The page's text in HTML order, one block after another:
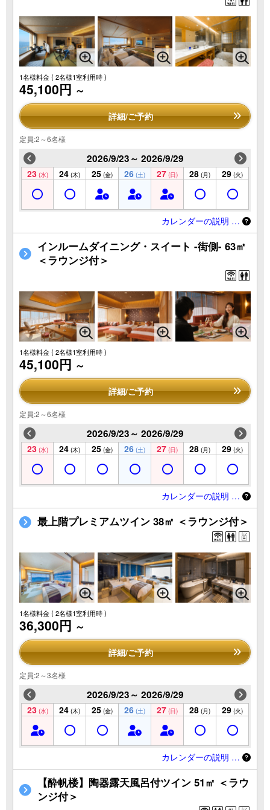
1名様料金( 2名様1室利用時 )
45,100円 ～
詳細/ご予約
定員:2～6名様
2026/9/23～ 2026/9/29
23 (水) 24 (木) 25 (金) 26 (土) 27 (日) 28 (月) 29 (火)
カレンダーの説明 …
インルームダイニング・スイート -街側- 63㎡
＜ラウンジ付＞
1名様料金( 2名様1室利用時 )
45,100円 ～
詳細/ご予約
定員:2～6名様
2026/9/23～ 2026/9/29
23 (水) 24 (木) 25 (金) 26 (土) 27 (日) 28 (月) 29 (火)
カレンダーの説明 …
最上階プレミアムツイン 38㎡ ＜ラウンジ付＞
1名様料金( 2名様1室利用時 )
36,300円 ～
詳細/ご予約
定員:2～3名様
2026/9/23～ 2026/9/29
23 (水) 24 (木) 25 (金) 26 (土) 27 (日) 28 (月) 29 (火)
カレンダーの説明 …
【酔帆楼】陶器露天風呂付ツイン 51㎡ ＜ラウ
ンジ付＞